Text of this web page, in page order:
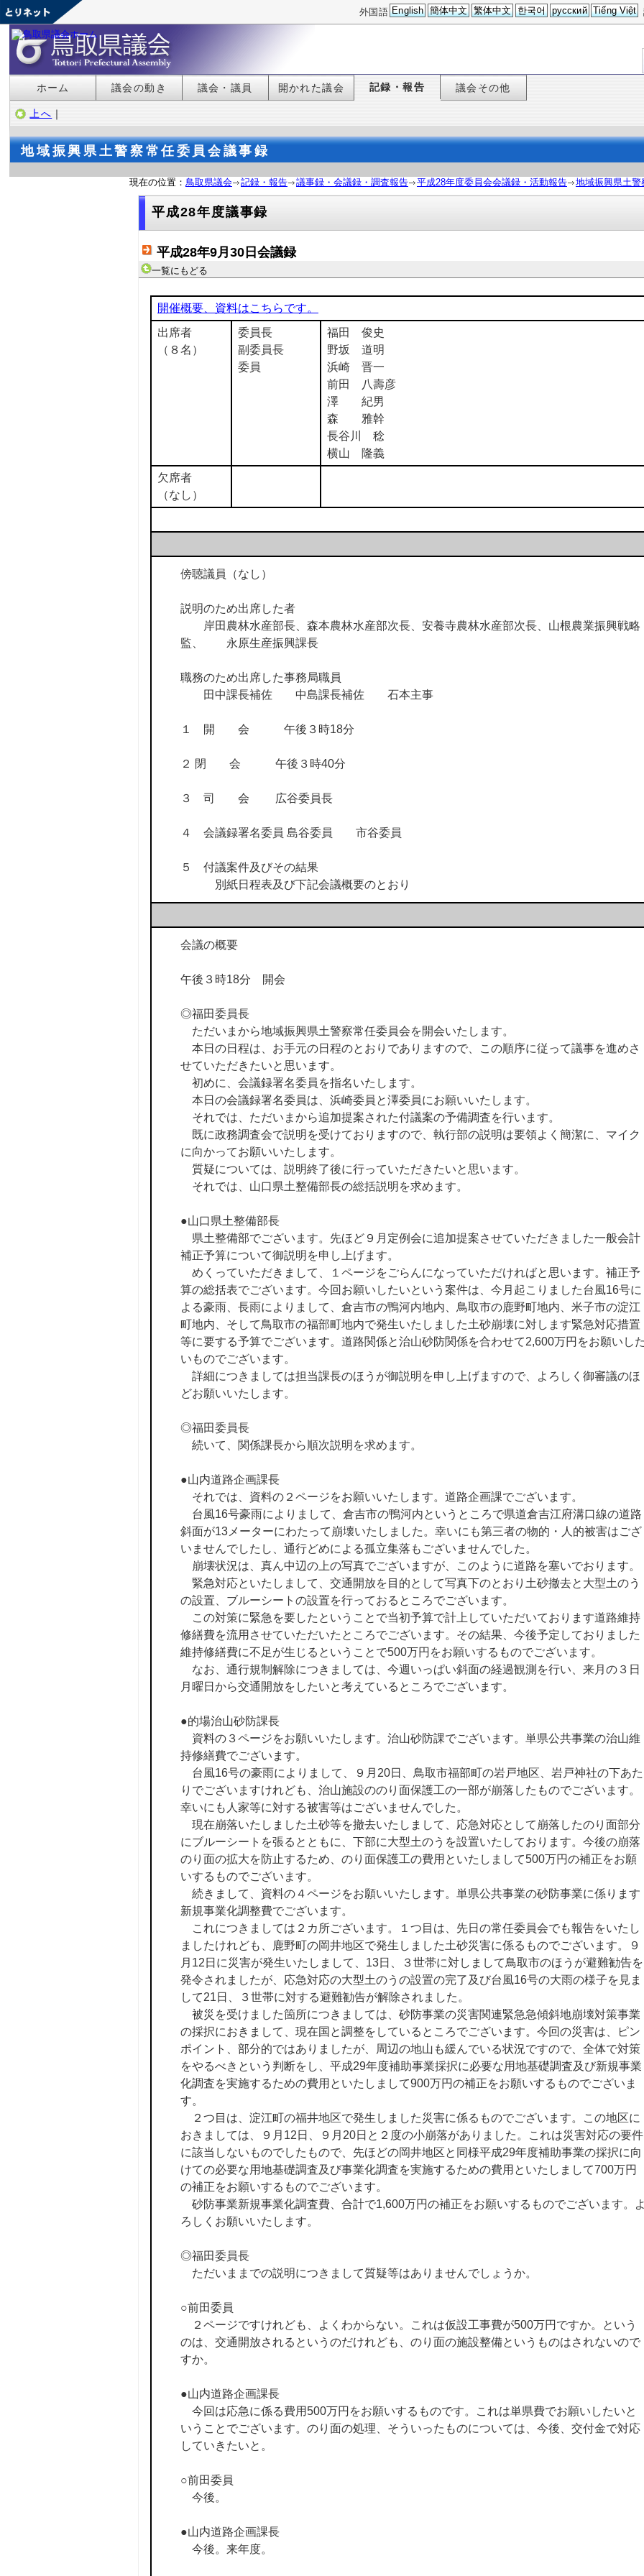
外国語 English 簡体中文 繁体中文 한국어 русский Tiếng Việt
ホーム 議会の動き 議会・議員 開かれた議会 記録・報告 議会その他
上へ ｜
地域振興県土警察常任委員会議事録
現在の位置： 鳥取県議会 記録・報告 議事録・会議録・調査報告 平成28年度委員会会議録・活動報告 地域振興県土
平成28年度議事録
平成28年9月30日会議録
一覧にもどる
開催概要、資料はこちらです。
出席者
（８名）
委員長
副委員長
委員
福田 俊史
野坂 道明
浜崎 晋一
前田 八壽彦
澤 紀男
森 雅幹
長谷川 稔
横山 隆義
欠席者
（なし）
傍聴議員（なし）
説明のため出席した者
岸田農林水産部長、森本農林水産部次長、安養寺農林水産部次長、山根農業振興戦略
監、 永原生産振興課長
職務のため出席した事務局職員
田中課長補佐 中島課長補佐 石本主事
１ 開 会 午後３時18分
２ 閉 会 午後３時40分
３ 司 会 広谷委員長
４ 会議録署名委員 島谷委員 市谷委員
５ 付議案件及びその結果
別紙日程表及び下記会議概要のとおり
会議の概要
午後３時18分 開会
◎福田委員長
ただいまから地域振興県土警察常任委員会を開会いたします。
本日の日程は、お手元の日程のとおりでありますので、この順序に従って議事を進めさ
せていただきたいと思います。
初めに、会議録署名委員を指名いたします。
本日の会議録署名委員は、浜崎委員と澤委員にお願いいたします。
それでは、ただいまから追加提案された付議案の予備調査を行います。
既に政務調査会で説明を受けておりますので、執行部の説明は要領よく簡潔に、マイク
に向かってお願いいたします。
質疑については、説明終了後に行っていただきたいと思います。
それでは、山口県土整備部長の総括説明を求めます。
●山口県土整備部長
県土整備部でございます。先ほど９月定例会に追加提案させていただきました一般会計
補正予算について御説明を申し上げます。
めくっていただきまして、１ページをごらんになっていただければと思います。補正予
算の総括表でございます。今回お願いしたいという案件は、今月起こりました台風16号に
よる豪雨、長雨によりまして、倉吉市の鴨河内地内、鳥取市の鹿野町地内、米子市の淀江
町地内、そして鳥取市の福部町地内で発生いたしました土砂崩壊に対します緊急対応措置
等に要する予算でございます。道路関係と治山砂防関係を合わせて2,600万円をお願いし
いものでございます。
詳細につきましては担当課長のほうが御説明を申し上げますので、よろしく御審議のほ
どお願いいたします。
◎福田委員長
続いて、関係課長から順次説明を求めます。
●山内道路企画課長
それでは、資料の２ページをお願いいたします。道路企画課でございます。
台風16号豪雨によりまして、倉吉市の鴨河内というところで県道倉吉江府溝口線の道路
斜面が13メーターにわたって崩壊いたしました。幸いにも第三者の物的・人的被害はござ
いませんでしたし、通行どめによる孤立集落もございませんでした。
崩壊状況は、真ん中辺の上の写真でございますが、このように道路を塞いでおります。
緊急対応といたしまして、交通開放を目的として写真下のとおり土砂撤去と大型土のう
の設置、ブルーシートの設置を行っておるところでございます。
この対策に緊急を要したということで当初予算で計上していただいております道路維持
修繕費を流用させていただいたところでございます。その結果、今後予定しておりました
維持修繕費に不足が生じるということで500万円をお願いするものでございます。
なお、通行規制解除につきましては、今週いっぱい斜面の経過観測を行い、来月の３日
月曜日から交通開放をしたいと考えているところでございます。
●的場治山砂防課長
資料の３ページをお願いいたします。治山砂防課でございます。単県公共事業の治山維
持修繕費でございます。
台風16号の豪雨によりまして、９月20日、鳥取市福部町の岩戸地区、岩戸神社の下あた
りでございますけれども、治山施設ののり面保護工の一部が崩落したものでございます。
幸いにも人家等に対する被害等はございませんでした。
現在崩落いたしました土砂等を撤去いたしまして、応急対応として崩落したのり面部分
にブルーシートを張るとともに、下部に大型土のうを設置いたしております。今後の崩落
のり面の拡大を防止するため、のり面保護工の費用といたしまして500万円の補正をお願
いするものでございます。
続きまして、資料の４ページをお願いいたします。単県公共事業の砂防事業に係ります
新規事業化調整費でございます。
これにつきましては２カ所ございます。１つ目は、先日の常任委員会でも報告をいたし
ましたけれども、鹿野町の岡井地区で発生しました土砂災害に係るものでございます。９
月12日に災害が発生いたしまして、13日、３世帯に対しまして鳥取市のほうが避難勧告を
発令されましたが、応急対応の大型土のうの設置の完了及び台風16号の大雨の様子を見ま
して21日、３世帯に対する避難勧告が解除されました。
被災を受けました箇所につきましては、砂防事業の災害関連緊急急傾斜地崩壊対策事業
の採択におきまして、現在国と調整をしているところでございます。今回の災害は、ピン
ポイント、部分的ではありましたが、周辺の地山も緩んでいる状況ですので、全体で対策
をやるべきという判断をし、平成29年度補助事業採択に必要な用地基礎調査及び新規事業
化調査を実施するための費用といたしまして900万円の補正をお願いするものでございま
す。
２つ目は、淀江町の福井地区で発生しました災害に係るものでございます。この地区に
おきましては、９月12日、９月20日と２度の小崩落がありました。これは災害対応の要件
に該当しないものでしたもので、先ほどの岡井地区と同様平成29年度補助事業の採択に向
けての必要な用地基礎調査及び事業化調査を実施するための費用といたしまして700万円
の補正をお願いするものでございます。
砂防事業新規事業化調査費、合計で1,600万円の補正をお願いするものでございます。
ろしくお願いいたします。
◎福田委員長
ただいままでの説明につきまして質疑等はありませんでしょうか。
○前田委員
２ページですけれども、よくわからない。これは仮設工事費が500万円ですか。という
のは、交通開放されるというのだけれども、のり面の施設整備というものはされないので
すか。
●山内道路企画課長
今回は応急に係る費用500万円をお願いするものです。これは単県費でお願いしたいと
いうことでございます。のり面の処理、そういったものについては、今後、交付金で対応
していきたいと。
○前田委員
今後。
●山内道路企画課長
今後。来年度。